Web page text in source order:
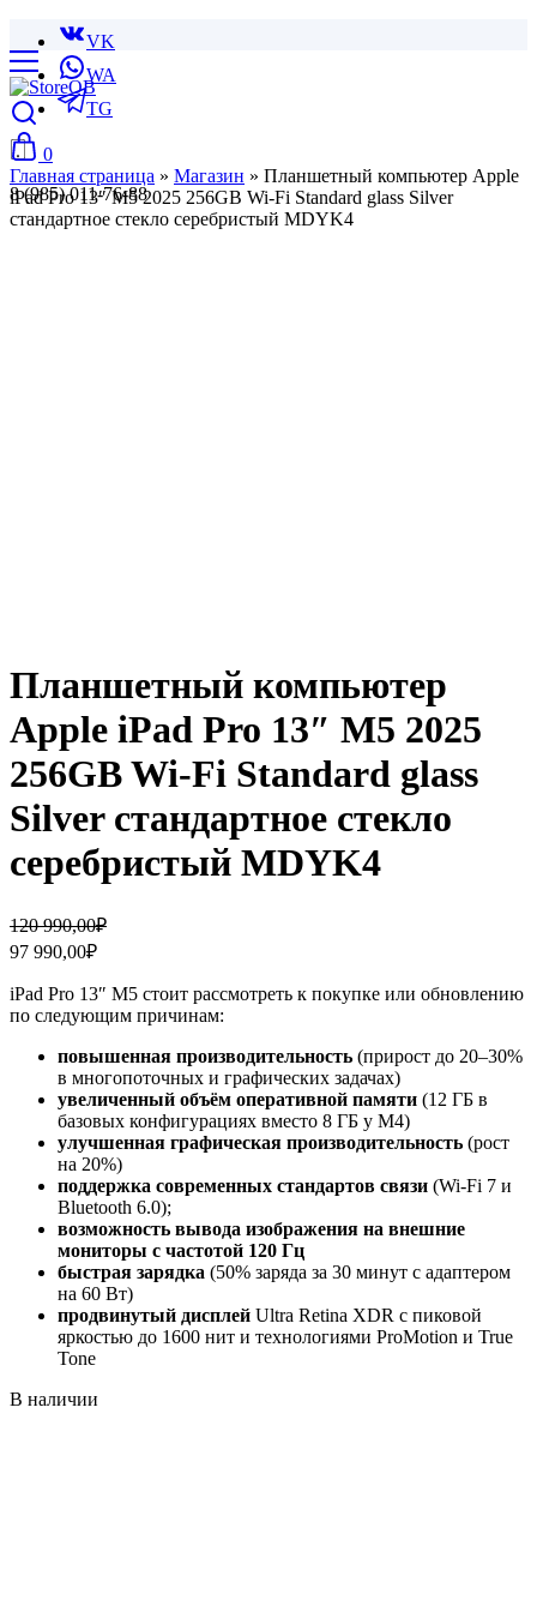
VK
WA
TG
8 (985) 011-76-88
0
Главная страница » Магазин » Планшетный компьютер Apple
iPad Pro 13″ M5 2025 256GB Wi-Fi Standard glass Silver
стандартное стекло серебристый MDYK4
Планшетный компьютер
Apple iPad Pro 13″ M5 2025
256GB Wi-Fi Standard glass
Silver стандартное стекло
серебристый MDYK4
120 990,00₽
Первоначальная
цена
составляла
120
990,00₽.
97 990,00₽
Текущая
цена:
97
990,00₽.
iPad Pro 13″ M5 стоит рассмотреть к покупке или обновлению
по следующим причинам:
повышенная производительность (прирост до 20–30%
в многопоточных и графических задачах)
увеличенный объём оперативной памяти (12 ГБ в
базовых конфигурациях вместо 8 ГБ у M4)
улучшенная графическая производительность (рост
на 20%)
поддержка современных стандартов связи (Wi-Fi 7 и
Bluetooth 6.0);
возможность вывода изображения на внешние
мониторы с частотой 120 Гц
быстрая зарядка (50% заряда за 30 минут с адаптером
на 60 Вт)
продвинутый дисплей Ultra Retina XDR с пиковой
яркостью до 1600 нит и технологиями ProMotion и True
Tone
В наличии